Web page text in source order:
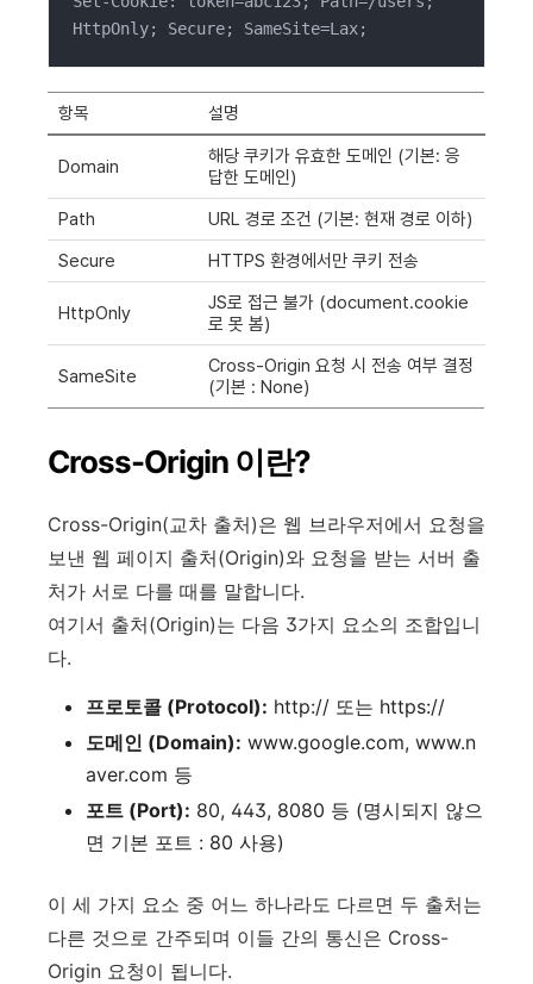
HttpOnly; Secure; SameSite=Lax;
항목 설명
Domain
해당 쿠키가 유효한 도메인 (기본: 응
답한 도메인)
Path
URL 경로 조건 (기본: 현재 경로 이하)
Secure
HTTPS 환경에서만 쿠키 전송
HttpOnly
JS로 접근 불가 (document.cookie
로 못 봄)
SameSite
Cross-Origin 요청 시 전송 여부 결정
(기본 : None)
Cross-Origin 이란?
Cross-Origin(교차 출처)은 웹 브라우저에서 요청을
보낸 웹 페이지 출처(Origin)와 요청을 받는 서버 출
처가 서로 다를 때를 말합니다.
여기서 출처(Origin)는 다음 3가지 요소의 조합입니
다.
프로토콜 (Protocol): http:// 또는 https://
도메인 (Domain): www.google.com, www.n
aver.com 등
포트 (Port): 80, 443, 8080 등 (명시되지 않으
면 기본 포트 : 80 사용)
이 세 가지 요소 중 어느 하나라도 다르면 두 출처는
다른 것으로 간주되며 이들 간의 통신은 Cross-
Origin 요청이 됩니다.